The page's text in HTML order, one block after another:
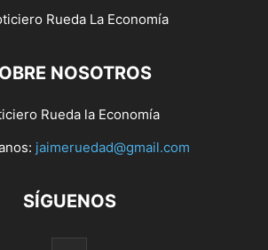
NOSOTROS
Rueda la Economía
jaimeruedad@gmail.com
SÍGUENOS